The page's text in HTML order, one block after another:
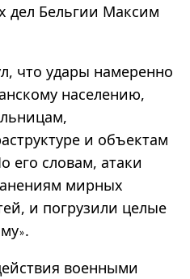
дел Бельгии Максим
что удары намеренно
населению,
и объектам
его словам, атаки
мирных
и погрузили целые
».
военными